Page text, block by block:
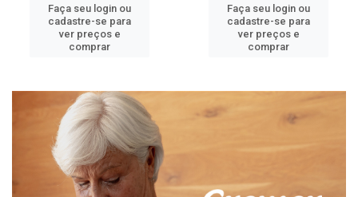
Faça seu login ou
cadastre-se para
ver preços e
comprar
Faça seu login ou
cadastre-se para
ver preços e
comprar